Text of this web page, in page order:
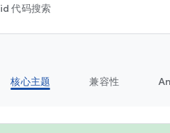
代码搜索
核心主题 兼容性